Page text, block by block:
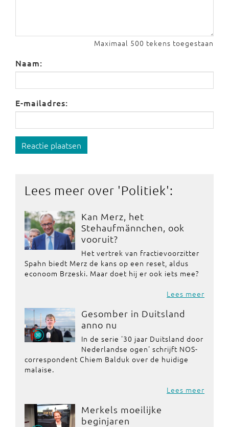
Maximaal 500 tekens toegestaan
Naam:
E-mailadres:
Reactie plaatsen
Lees meer over 'Politiek':
Kan Merz, het
Stehaufmännchen, ook
vooruit?
Het vertrek van fractievoorzitter
Spahn biedt Merz de kans op een reset, aldus
econoom Brzeski. Maar doet hij er ook iets mee?
Lees meer
Gesomber in Duitsland
anno nu
In de serie '30 jaar Duitsland door
Nederlandse ogen' schrijft NOS-
correspondent Chiem Balduk over de huidige
malaise.
Lees meer
Merkels moeilijke
beginjaren